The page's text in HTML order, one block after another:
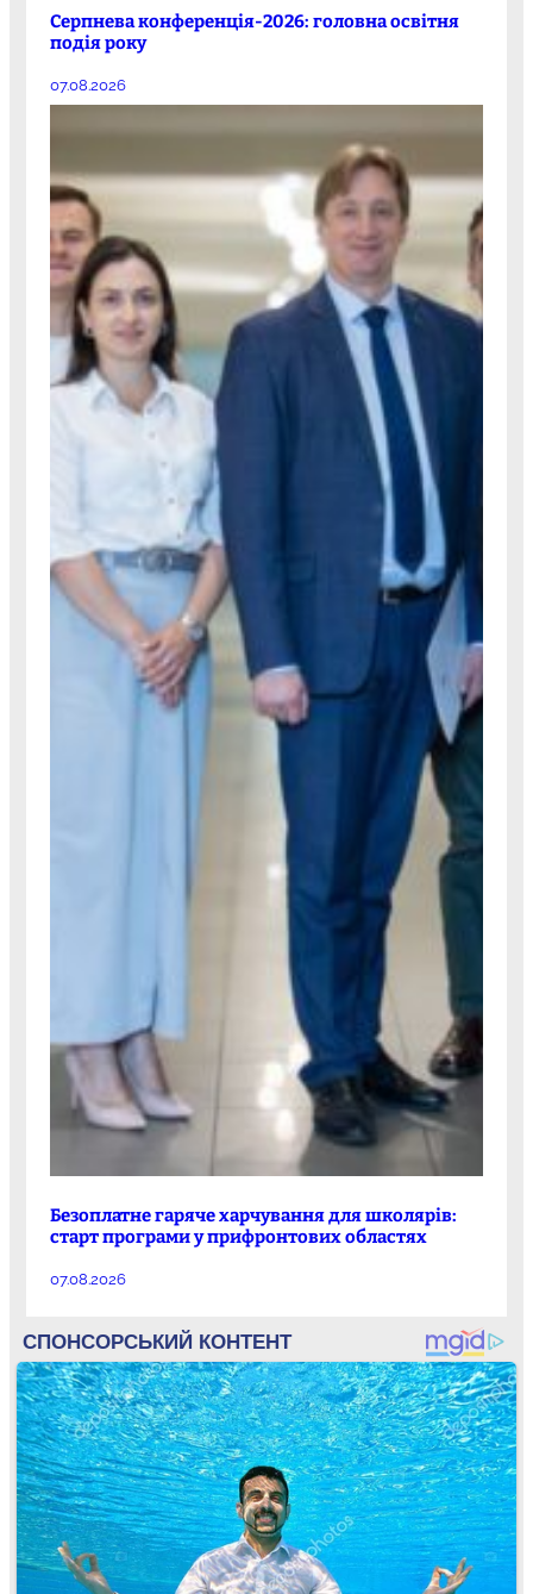
Серпнева конференція-2026: головна освітня
подія року
07.08.2026
Безоплатне гаряче харчування для школярів:
старт програми у прифронтових областях
07.08.2026